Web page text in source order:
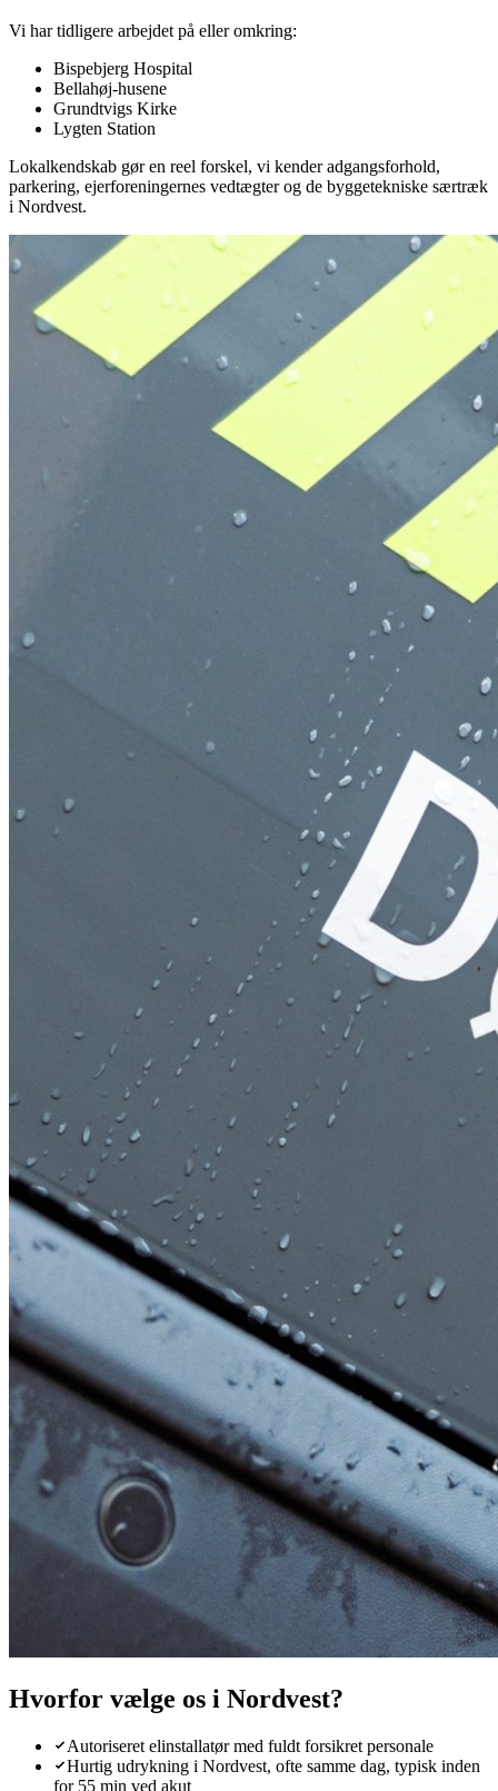
Vi har tidligere arbejdet på eller omkring:
Bispebjerg Hospital
Bellahøj-husene
Grundtvigs Kirke
Lygten Station
Lokalkendskab gør en reel forskel, vi kender adgangsforhold,
parkering, ejerforeningernes vedtægter og de byggetekniske særtræk
i Nordvest.
Hvorfor vælge os i Nordvest?
Autoriseret elinstallatør med fuldt forsikret personale
Hurtig udrykning i Nordvest, ofte samme dag, typisk inden
for 55 min ved akut